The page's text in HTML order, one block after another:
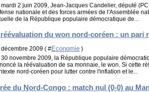
mardi 2 juin 2009, Jean-Jacques Candelier, député
nationale et des forces armées de l'Assemblée
de la République populaire démocratique de...
réévaluation du won nord-coréen : un pari
2009 ( #Economie )
30 novembre 2009, la République populaire
la réévaluation de sa monnaie, le won. Si cette
nord-coréen pour lutter contre l'inflation et le...
du Nord-Congo : match nul (0-0) au